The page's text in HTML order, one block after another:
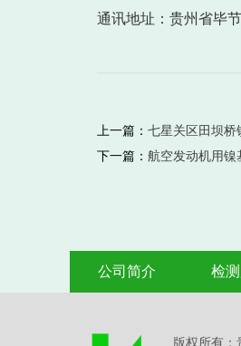
通讯地址：贵州省毕
上一篇： 七星关区田坝桥
下一篇： 航空发动机用镍
公司简介 检
版权所有